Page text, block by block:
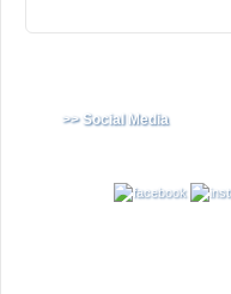
>> Social Media